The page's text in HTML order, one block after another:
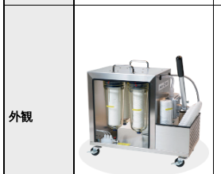
外観